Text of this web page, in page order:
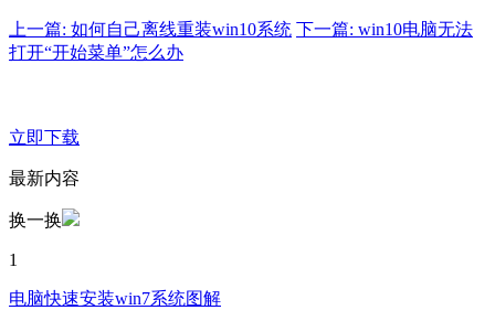
上一篇: 如何自己离线重装win10系统 下一篇: win10电脑无法
打开“开始菜单”怎么办
立即下载
最新内容
换一换
1
电脑快速安装win7系统图解